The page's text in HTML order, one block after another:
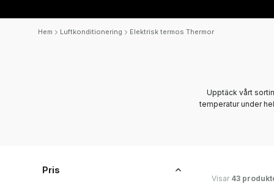
Hem Luftkonditionering Elektrisk termos Thermor
Upptäck vårt
temperatur under
Pris
Visar 43